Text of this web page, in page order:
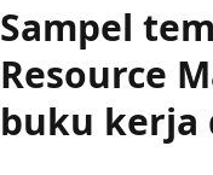
Sampel
Resource
buku kerja